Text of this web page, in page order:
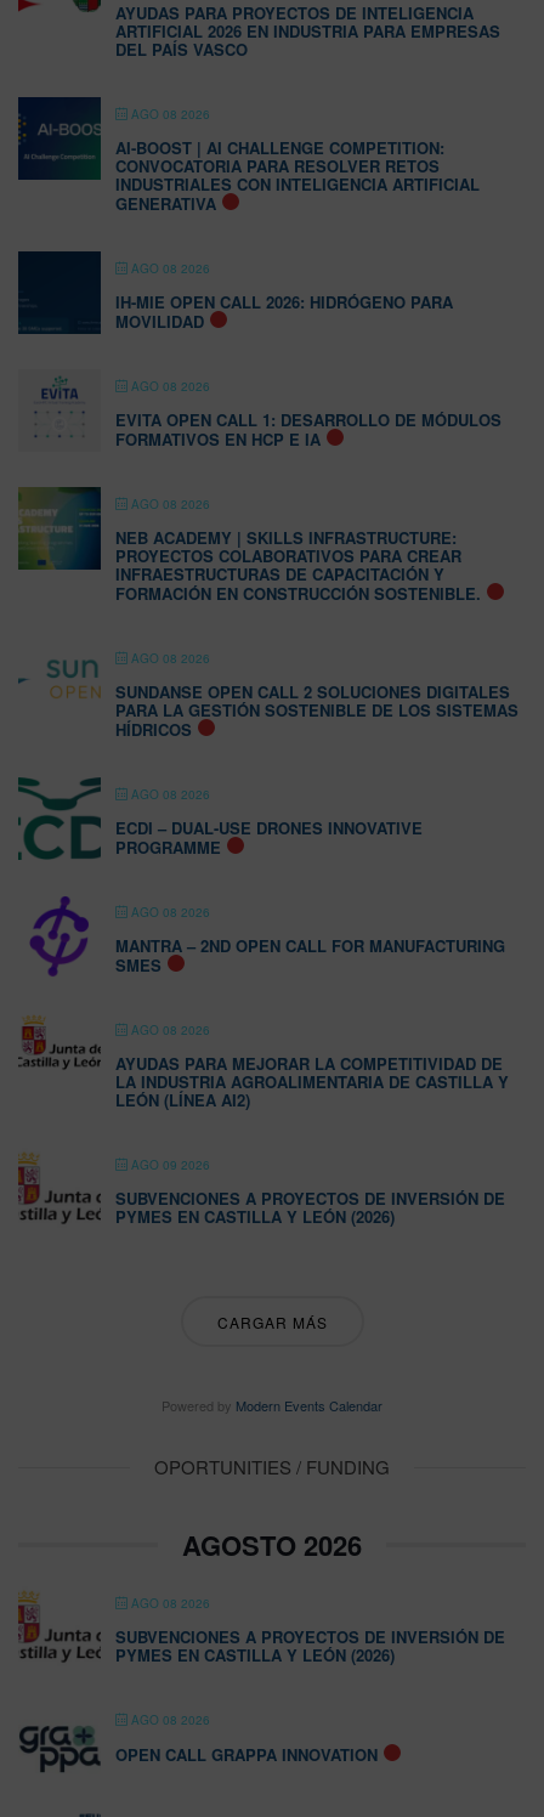
AYUDAS PARA PROYECTOS DE INTELIGENCIA
ARTIFICIAL 2026 EN INDUSTRIA PARA EMPRESAS
DEL PAÍS VASCO
AGO 08 2026
AI-BOOST | AI CHALLENGE COMPETITION:
CONVOCATORIA PARA RESOLVER RETOS
INDUSTRIALES CON INTELIGENCIA ARTIFICIAL
GENERATIVA
AGO 08 2026
IH-MIE OPEN CALL 2026: HIDRÓGENO PARA
MOVILIDAD
AGO 08 2026
EVITA OPEN CALL 1: DESARROLLO DE MÓDULOS
FORMATIVOS EN HCP E IA
AGO 08 2026
NEB ACADEMY | SKILLS INFRASTRUCTURE:
PROYECTOS COLABORATIVOS PARA CREAR
INFRAESTRUCTURAS DE CAPACITACIÓN Y
FORMACIÓN EN CONSTRUCCIÓN SOSTENIBLE.
AGO 08 2026
SUNDANSE OPEN CALL 2 SOLUCIONES DIGITALES
PARA LA GESTIÓN SOSTENIBLE DE LOS SISTEMAS
HÍDRICOS
AGO 08 2026
ECDI – DUAL-USE DRONES INNOVATIVE
PROGRAMME
AGO 08 2026
MANTRA – 2ND OPEN CALL FOR MANUFACTURING
SMES
AGO 08 2026
AYUDAS PARA MEJORAR LA COMPETITIVIDAD DE
LA INDUSTRIA AGROALIMENTARIA DE CASTILLA Y
LEÓN (LÍNEA AI2)
AGO 09 2026
SUBVENCIONES A PROYECTOS DE INVERSIÓN DE
PYMES EN CASTILLA Y LEÓN (2026)
CARGAR MÁS
Powered by Modern Events Calendar
OPORTUNITIES / FUNDING
AGOSTO 2026
AGO 08 2026
SUBVENCIONES A PROYECTOS DE INVERSIÓN DE
PYMES EN CASTILLA Y LEÓN (2026)
AGO 08 2026
OPEN CALL GRAPPA INNOVATION